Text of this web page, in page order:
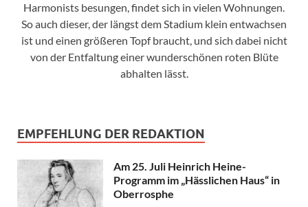
Harmonists besungen, findet sich in vielen Wohnungen.
So auch dieser, der längst dem Stadium klein entwachsen
ist und einen größeren Topf braucht, und sich dabei nicht
von der Entfaltung einer wunderschönen roten Blüte
abhalten lässt.
EMPFEHLUNG DER REDAKTION
Am 25. Juli Heinrich Heine-
Programm im „Hässlichen Haus“ in
Oberrosphe